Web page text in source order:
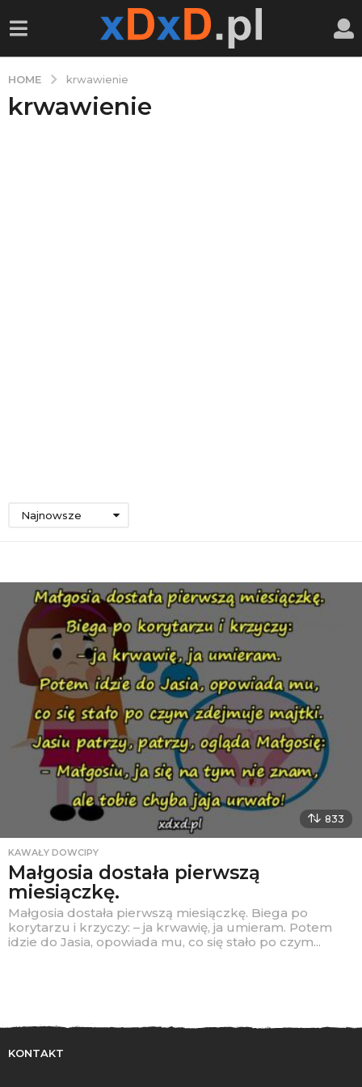
HOME krwawienie
krwawienie
Najnowsze
833
KAWAŁY DOWCIPY
Małgosia dostała pierwszą
miesiączkę.
Małgosia dostała pierwszą miesiączkę. Biega po
korytarzu i krzyczy: – ja krwawię, ja umieram. Potem
idzie do Jasia, opowiada mu, co się stało po czym...
KONTAKT